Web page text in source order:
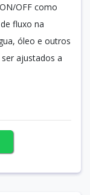
OFF como
fluxo na
óleo e outros
ajustados a